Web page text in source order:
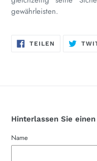
gewährleisten.
TEILEN
FACEBOOK
Hinterlassen Sie
Name